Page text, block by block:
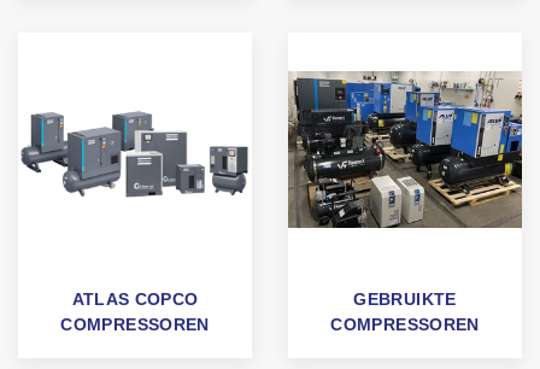
ATLAS COPCO
COMPRESSOREN
GEBRUIKTE
COMPRESSOREN